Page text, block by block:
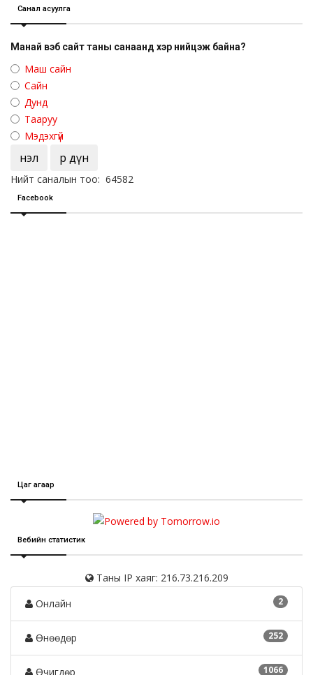
Санал асуулга
Манай вэб сайт таны санаанд хэр нийцэж байна?
Маш сайн
Сайн
Дунд
Тааруу
Мэдэхгүй
Үнэл Үр дүн
Нийт саналын тоо: 64582
Facebook
Цаг агаар
Вебийн статистик
Таны IP хаяг: 216.73.216.209
2
Онлайн
252
Өнөөдөр
1066
Өчигдөр